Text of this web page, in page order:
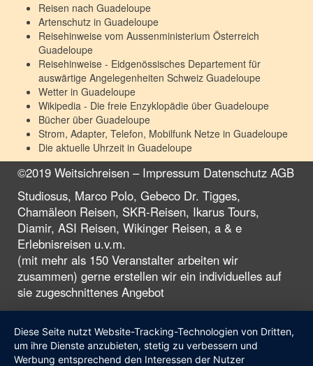
Reisen nach Guadeloupe
Artenschutz in Guadeloupe
Reisehinweise vom Aussenministerium Österreich
Guadeloupe
Reisehinweise - Eidgenössisches Departement für
auswärtige Angelegenheiten Schweiz Guadeloupe
Wetter in Guadeloupe
Wikipedia - Die freie Enzyklopädie über Guadeloupe
Bücher über Guadeloupe
Strom, Adapter, Telefon, Mobilfunk Netze in Guadeloupe
Die aktuelle Uhrzeit in Guadeloupe
©2019 Weitsichreisen – Impressum Datenschutz AGB
Studiosus, Marco Polo, Gebeco Dr. Tigges,
Chamäleon Reisen, SKR-Reisen, Ikarus Tours,
Diamir, ASI Reisen, Wikinger Reisen, a & e
Erlebnisreisen u.v.m.
(mit mehr als 150 Veranstalter arbeiten wir
zusammen) gerne erstellen wir ein individuelles auf
sie zugeschnittenes Angebot
Diese Seite nutzt Website-Tracking-Technologien von Dritten,
um ihre Dienste anzubieten, stetig zu verbessern und
Werbung entsprechend den Interessen der Nutzer